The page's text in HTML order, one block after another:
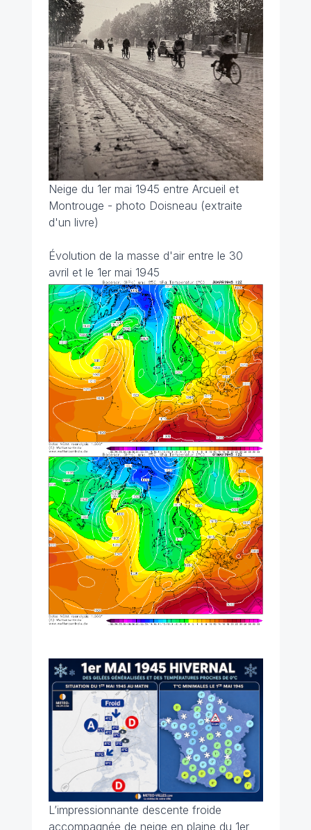
Neige du 1er mai 1945 entre Arcueil et
Montrouge - photo Doisneau (extraite
d'un livre)
Évolution de la masse d'air entre le 30
avril et le 1er mai 1945
L’impressionnante descente froide
accompagnée de neige en plaine du 1er